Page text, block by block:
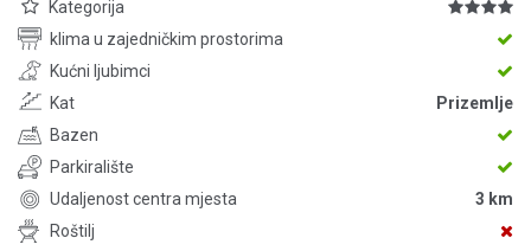
Kategorija
klima u zajedničkim prostorima
Kućni ljubimci
Kat
Prizemlje
Bazen
Parkiralište
Udaljenost centra mjesta
3 km
Roštilj